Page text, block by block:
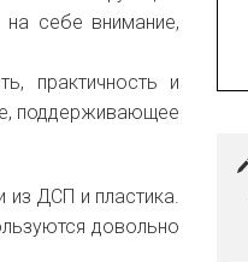
себе внимание,
практичность и
поддерживающее
ДСП и пластика.
довольно